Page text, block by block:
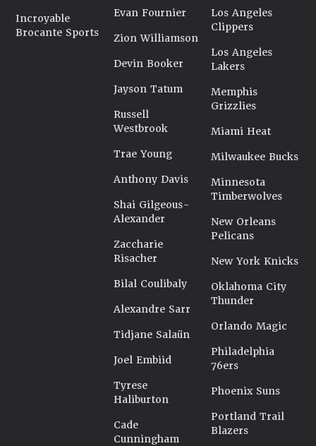
Incroyable
Brocante Sports
Evan Fournier
Zion Williamson
Devin Booker
Jayson Tatum
Russell
Westbrook
Trae Young
Anthony Davis
Shai Gilgeous-
Alexander
Zaccharie
Risacher
Bilal Coulibaly
Alexandre Sarr
Tidjane Salaün
Joel Embiid
Tyrese
Haliburton
Cade
Cunningham
Los Angeles
Clippers
Los Angeles
Lakers
Memphis
Grizzlies
Miami Heat
Milwaukee Bucks
Minnesota
Timberwolves
New Orleans
Pelicans
New York Knicks
Oklahoma City
Thunder
Orlando Magic
Philadelphia
76ers
Phoenix Suns
Portland Trail
Blazers